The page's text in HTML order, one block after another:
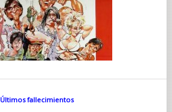
Últimos fallecimientos